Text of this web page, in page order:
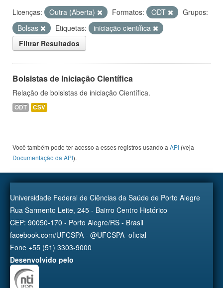
Licenças: Outra (Aberta) Formatos: ODT
Grupos:
Bolsas
Etiquetas:
iniciação científica
Filtrar Resultados
Bolsistas de Iniciação Científica
Relação de bolsistas de iniciação Científica.
ODT CSV
Você também pode ter acesso a esses registros usando a API (veja
Documentação da API).
Universidade Federal de Ciências da Saúde de Porto Alegre
Rua Sarmento Leite, 245 - Bairro Centro Histórico
CEP: 90050-170 - Porto Alegre/RS - Brasil
facebook.com/UFCSPA - @UFCSPA_oficial
Fone +55 (51) 3303-9000
Desenvolvido pelo